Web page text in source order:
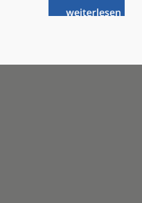
weiterlese
nZollern-